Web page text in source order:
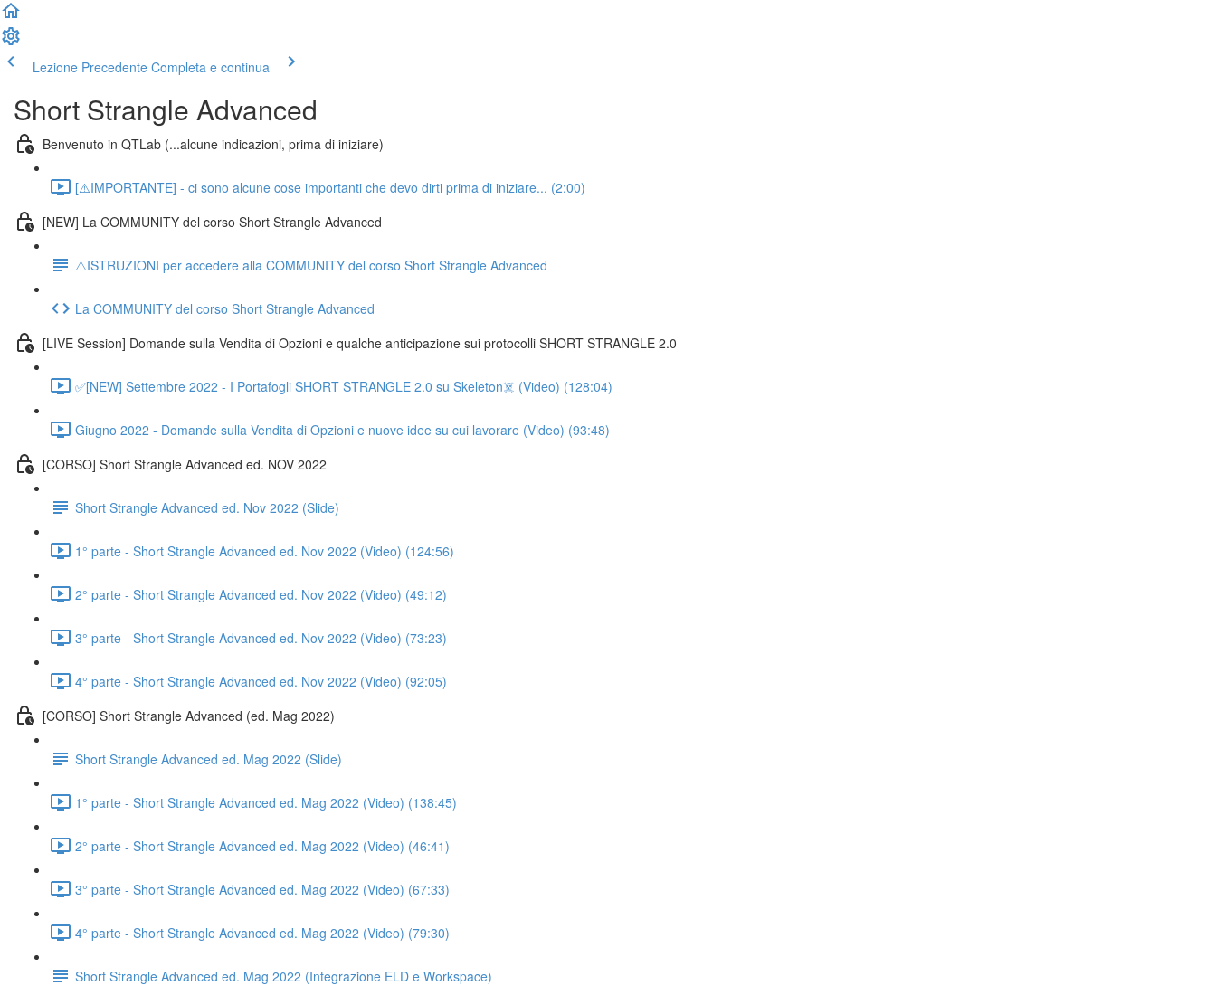
Lezione Precedente Completa e continua
Short Strangle Advanced
Benvenuto in QTLab (...alcune indicazioni, prima di iniziare)
[⚠️IMPORTANTE] - ci sono alcune cose importanti che devo dirti prima di iniziare... (2:00)
[NEW] La COMMUNITY del corso Short Strangle Advanced
⚠️ISTRUZIONI per accedere alla COMMUNITY del corso Short Strangle Advanced
La COMMUNITY del corso Short Strangle Advanced
[LIVE Session] Domande sulla Vendita di Opzioni e qualche anticipazione sui protocolli SHORT STRANGLE 2.0
✅[NEW] Settembre 2022 - I Portafogli SHORT STRANGLE 2.0 su Skeleton☠️ (Video) (128:04)
Giugno 2022 - Domande sulla Vendita di Opzioni e nuove idee su cui lavorare (Video) (93:48)
[CORSO] Short Strangle Advanced ed. NOV 2022
Short Strangle Advanced ed. Nov 2022 (Slide)
1° parte - Short Strangle Advanced ed. Nov 2022 (Video) (124:56)
2° parte - Short Strangle Advanced ed. Nov 2022 (Video) (49:12)
3° parte - Short Strangle Advanced ed. Nov 2022 (Video) (73:23)
4° parte - Short Strangle Advanced ed. Nov 2022 (Video) (92:05)
[CORSO] Short Strangle Advanced (ed. Mag 2022)
Short Strangle Advanced ed. Mag 2022 (Slide)
1° parte - Short Strangle Advanced ed. Mag 2022 (Video) (138:45)
2° parte - Short Strangle Advanced ed. Mag 2022 (Video) (46:41)
3° parte - Short Strangle Advanced ed. Mag 2022 (Video) (67:33)
4° parte - Short Strangle Advanced ed. Mag 2022 (Video) (79:30)
Short Strangle Advanced ed. Mag 2022 (Integrazione ELD e Workspace)